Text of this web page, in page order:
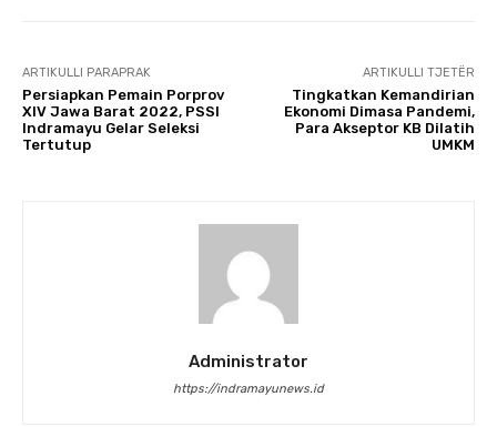
ARTIKULLI PARAPRAK
Persiapkan Pemain Porprov
XIV Jawa Barat 2022, PSSI
Indramayu Gelar Seleksi
Tertutup
ARTIKULLI TJETËR
Tingkatkan Kemandirian
Ekonomi Dimasa Pandemi,
Para Akseptor KB Dilatih
UMKM
Administrator
https://indramayunews.id